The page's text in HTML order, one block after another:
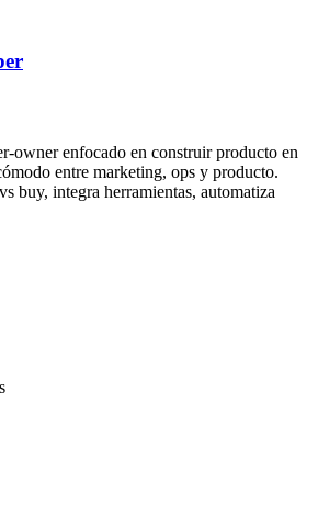
owner enfocado en construir producto en
entre marketing, ops y producto.
buy, integra herramientas, automatiza